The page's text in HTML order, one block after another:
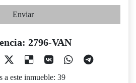
Enviar
2796-VAN
a este inmueble: 39